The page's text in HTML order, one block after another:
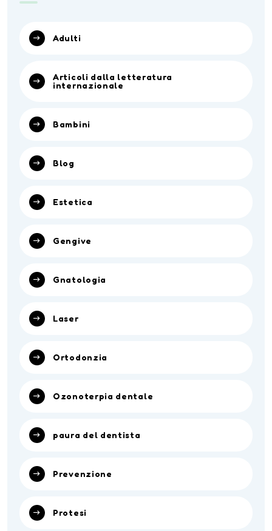
Adulti
Articoli dalla letteratura
internazionale
Bambini
Blog
Estetica
Gengive
Gnatologia
Laser
Ortodonzia
Ozonoterpia dentale
paura del dentista
Prevenzione
Protesi